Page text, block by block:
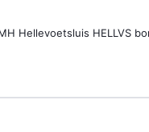
Hellevoetsluis HELLVS